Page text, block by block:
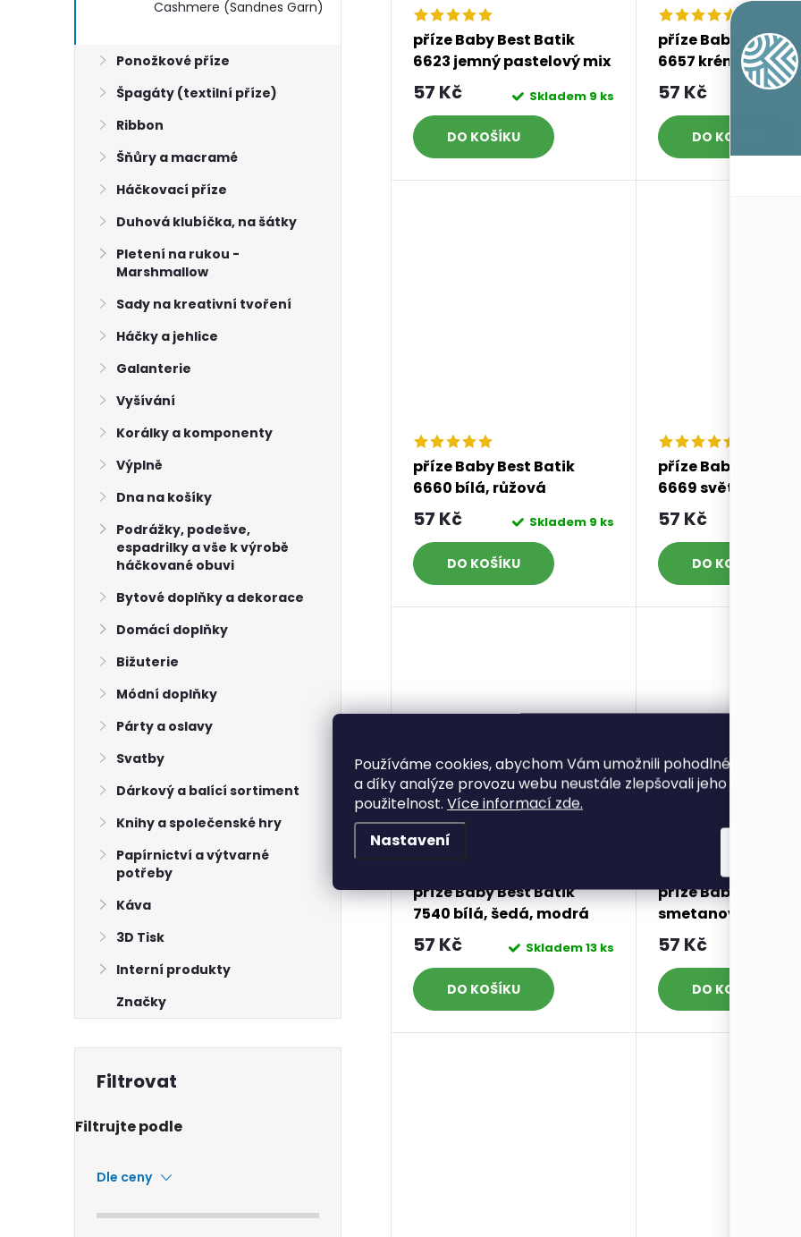
Používáme cookies, abychom Vám umožnili pohodlné prohlížení
a díky analýze provozu webu neustále zlepšovali jeho funkce,
použitelnost. Více informací zde.
Nastavení
Cashmere (Sandnes Garn)
Ponožkové příze
Špagáty (textilní příze)
Ribbon
Šňůry a macramé
Háčkovací příze
Duhová klubíčka, na šátky
Pletení na rukou -
Marshmallow
Sady na kreativní tvoření
Háčky a jehlice
Galanterie
Vyšívání
Korálky a komponenty
Výplně
Dna na košíky
Podrážky, podešve,
espadrilky a vše k výrobě
háčkované obuvi
Bytové doplňky a dekorace
Domácí doplňky
Bižuterie
Módní doplňky
Párty a oslavy
Svatby
Dárkový a balící sortiment
Knihy a společenské hry
Papírnictví a výtvarné
potřeby
Káva
3D Tisk
Interní produkty
Značky
Dle ceny
u
příze Baby Best Batik
6623 jemný pastelový mix
57 Kč Skladem 9 ks
DO KOŠÍKU
příze Baby Best
6657 krémová,
hnědá
57 Kč
DO KOŠÍKU
příze Baby Best Batik
6660 bílá, růžová
57 Kč Skladem 9 ks
DO KOŠÍKU
příze Baby Best
6669 světle modrá
57 Kč
DO KOŠÍKU
příze Baby Best Batik
7540 bílá, šedá, modrá
57 Kč Skladem13 ks
DO KOŠÍKU
příze Baby Best
smetanová,
béžová
57 Kč
DO KOŠÍKU